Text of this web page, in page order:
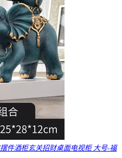
件酒柜玄关招财桌面电视柜 大号-福